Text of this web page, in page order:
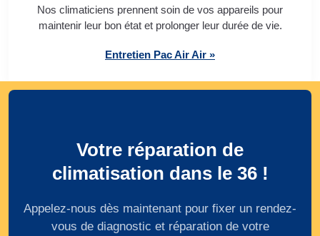
Nos climaticiens prennent soin de vos appareils pour
maintenir leur bon état et prolonger leur durée de vie.
Entretien Pac Air Air »
Votre réparation de
climatisation dans le 36 !
Appelez-nous dès maintenant pour fixer un rendez-
vous de diagnostic et réparation de votre